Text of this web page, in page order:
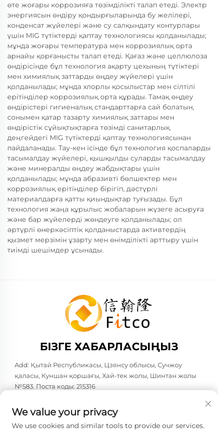
өте жоғары коррозияға төзімділікті талап етеді. Электр
энергиясын өндіру қондырғыларында бу желілері,
конденсат жүйелері және су салқындату контурлары
үшін MIG түтіктерді қаптау технологиясы қолданылады;
мұнда жоғары температура мен коррозиялық орта
арнайы қорғанысты талап етеді. Қағаз және целлюлоза
өндірісінде бұл технология ақарту цехының түтіктері
мен химиялық заттарды өңдеу жүйелері үшін
қолданылады; мұнда хлорлы қосылыстар мен сілтілі
ерітінділер коррозиялық орта құрады. Тамақ өңдеу
өндірістері гигиеналық стандарттарға сай болатын,
сонымен қатар тазарту химиялық заттары мен
өндірістік сұйықтықтарға төзімді санитарлық
деңгейдегі MIG түтіктерді қаптау технологиясынан
пайдаланады. Тау-кен ісінде бұл технология қоспаларды
тасымалдау жүйелері, қышқылды суларды тасымалдау
және минералды өңдеу жабдықтары үшін
қолданылады; мұнда абразивті бөлшектер мен
коррозиялық ерітінділер бірігіп, дәстүрлі
материалдарға қатты қиындықтар туғызады. Бұл
технология жаңа құрылыс жобаларын жүзеге асыруға
және бар жүйелерді жөндеуге қолданылады; ол
әртүрлі өнеркәсіптік қолданыстарда активтердің
қызмет мерзімін ұзарту мен өнімділікті арттыру үшін
тиімді шешімдер ұсынады.
БІЗГЕ ХАБАРЛАСЫҢЫЗ
Add: Қытай Республикасы, Цзянсу облысы, Сучжоу
қаласы, Куншан қоршағы, Хай-тек жолы, Шинтан жолы
№583. Поста коды: 215316
Электрондық пошта:
[email protected]
We value your privacy
We use cookies and similar tools to provide our services.